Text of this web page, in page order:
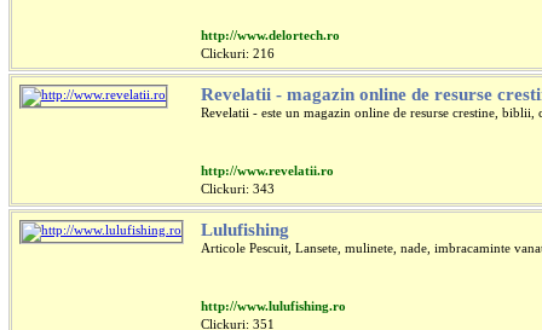
http://www.delortech.ro
Clickuri: 216
Revelatii - magazin online de resurse
Revelatii - este un magazin online de resurse crestine,
http://www.revelatii.ro
Clickuri: 343
Lulufishing
Articole Pescuit, Lansete, mulinete, nade, imbracaminte
http://www.lulufishing.ro
Clickuri: 351